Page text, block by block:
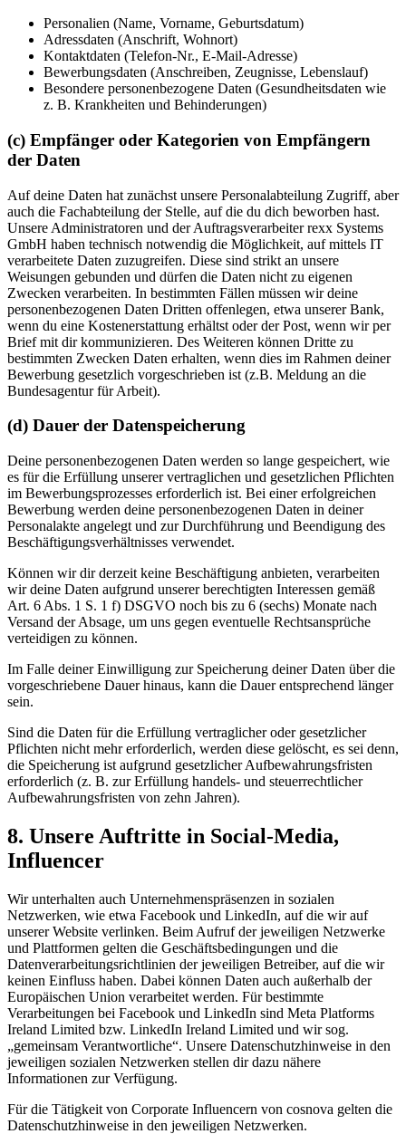
Personalien (Name, Vorname, Geburtsdatum)
Adressdaten (Anschrift, Wohnort)
Kontaktdaten (Telefon-Nr., E-Mail-Adresse)
Bewerbungsdaten (Anschreiben, Zeugnisse, Lebenslauf)
Besondere personenbezogene Daten (Gesundheitsdaten wie
z. B. Krankheiten und Behinderungen)
(c) Empfänger oder Kategorien von Empfängern
der Daten
Auf deine Daten hat zunächst unsere Personalabteilung Zugriff, aber
auch die Fachabteilung der Stelle, auf die du dich beworben hast.
Unsere Administratoren und der Auftragsverarbeiter rexx Systems
GmbH haben technisch notwendig die Möglichkeit, auf mittels IT
verarbeitete Daten zuzugreifen. Diese sind strikt an unsere
Weisungen gebunden und dürfen die Daten nicht zu eigenen
Zwecken verarbeiten. In bestimmten Fällen müssen wir deine
personenbezogenen Daten Dritten offenlegen, etwa unserer Bank,
wenn du eine Kostenerstattung erhältst oder der Post, wenn wir per
Brief mit dir kommunizieren. Des Weiteren können Dritte zu
bestimmten Zwecken Daten erhalten, wenn dies im Rahmen deiner
Bewerbung gesetzlich vorgeschrieben ist (z.B. Meldung an die
Bundesagentur für Arbeit).
(d) Dauer der Datenspeicherung
Deine personenbezogenen Daten werden so lange gespeichert, wie
es für die Erfüllung unserer vertraglichen und gesetzlichen Pflichten
im Bewerbungsprozesses erforderlich ist. Bei einer erfolgreichen
Bewerbung werden deine personenbezogenen Daten in deiner
Personalakte angelegt und zur Durchführung und Beendigung des
Beschäftigungsverhältnisses verwendet.
Können wir dir derzeit keine Beschäftigung anbieten, verarbeiten
wir deine Daten aufgrund unserer berechtigten Interessen gemäß
Art. 6 Abs. 1 S. 1 f) DSGVO noch bis zu 6 (sechs) Monate nach
Versand der Absage, um uns gegen eventuelle Rechtsansprüche
verteidigen zu können.
Im Falle deiner Einwilligung zur Speicherung deiner Daten über die
vorgeschriebene Dauer hinaus, kann die Dauer entsprechend länger
sein.
Sind die Daten für die Erfüllung vertraglicher oder gesetzlicher
Pflichten nicht mehr erforderlich, werden diese gelöscht, es sei denn,
die Speicherung ist aufgrund gesetzlicher Aufbewahrungsfristen
erforderlich (z. B. zur Erfüllung handels- und steuerrechtlicher
Aufbewahrungsfristen von zehn Jahren).
8. Unsere Auftritte in Social-Media,
Influencer
Wir unterhalten auch Unternehmenspräsenzen in sozialen
Netzwerken, wie etwa Facebook und LinkedIn, auf die wir auf
unserer Website verlinken. Beim Aufruf der jeweiligen Netzwerke
und Plattformen gelten die Geschäftsbedingungen und die
Datenverarbeitungsrichtlinien der jeweiligen Betreiber, auf die wir
keinen Einfluss haben. Dabei können Daten auch außerhalb der
Europäischen Union verarbeitet werden. Für bestimmte
Verarbeitungen bei Facebook und LinkedIn sind Meta Platforms
Ireland Limited bzw. LinkedIn Ireland Limited und wir sog.
„gemeinsam Verantwortliche“. Unsere Datenschutzhinweise in den
jeweiligen sozialen Netzwerken stellen dir dazu nähere
Informationen zur Verfügung.
Für die Tätigkeit von Corporate Influencern von cosnova gelten die
Datenschutzhinweise in den jeweiligen Netzwerken.